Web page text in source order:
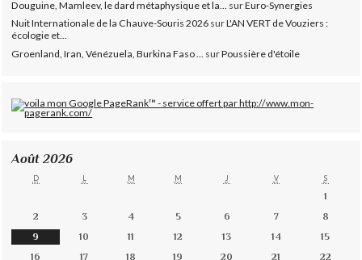
Douguine, Mamleev, le dard métaphysique et la... surEuro-Synergies
Nuit Internationale de la Chauve-Souris 2026 surL'AN VERT de Vouziers :
écologie et...
Groenland, Iran, Vénézuela, Burkina Faso ...
surPoussière d'étoile
Août 2026
D L M M J V S
1
2
3 4 5 6 7
8
9
10 11 12 13 14
15
16
17 18 19 20 21
22